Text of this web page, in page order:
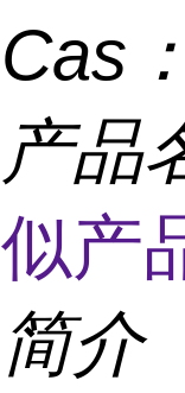
Cas：
产品
似产
简介